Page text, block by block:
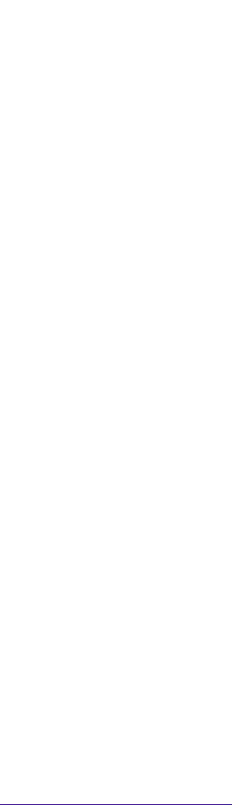
tekniklerinin temellerini
motifleri hayata
kurumaya bırakılırken,
tadını çıkarın. Bu
üzerine sohbet edebilir,
yolculuğun ayrılmaz bir
bizzat kendi ellerinizle
yerinizi ayırtın ve bu